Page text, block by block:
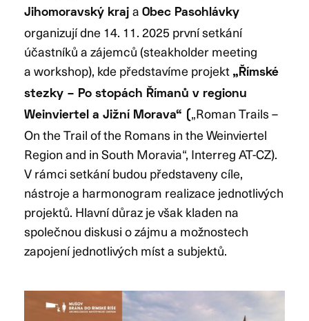
Jihomoravský kraj a Obec Pasohlávky
organizují dne 14. 11. 2025 první setkání
účastníků a zájemců (steakholder meeting
a workshop), kde představíme projekt „Římské
stezky – Po stopách Římanů v regionu
Weinviertel a Jižní Morava“ ( „Roman Trails –
On the Trail of the Romans in the Weinviertel
Region and in South Moravia“, Interreg AT-CZ).
V rámci setkání budou představeny cíle,
nástroje a harmonogram realizace jednotlivých
projektů. Hlavní důraz je však kladen na
společnou diskusi o zájmu a možnostech
zapojení jednotlivých míst a subjektů.